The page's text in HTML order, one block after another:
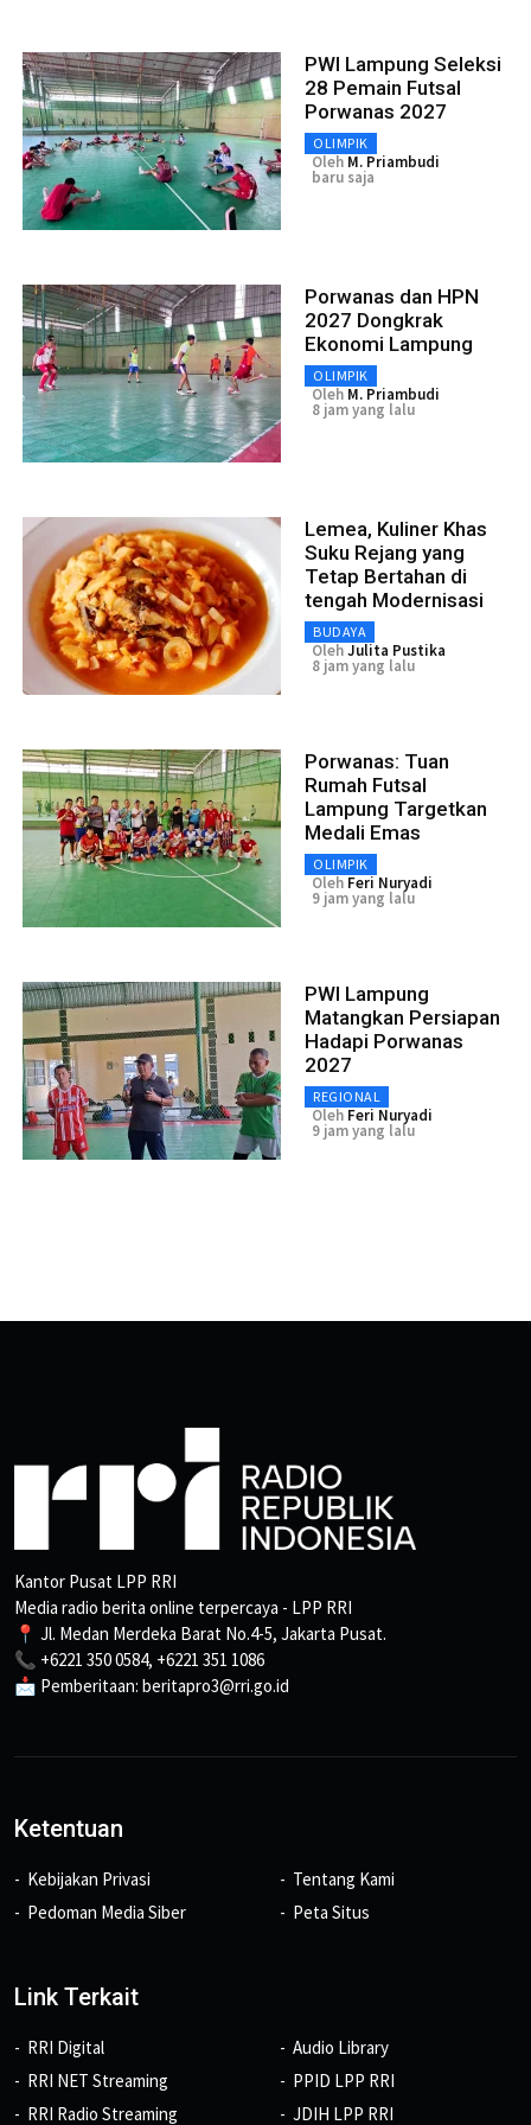
PWI Lampung Seleksi
28 Pemain Futsal
Porwanas 2027
OLIMPIK
Oleh M. Priambudi
baru saja
Porwanas dan HPN
2027 Dongkrak
Ekonomi Lampung
OLIMPIK
Oleh M. Priambudi
8 jam yang lalu
Lemea, Kuliner Khas
Suku Rejang yang
Tetap Bertahan di
tengah Modernisasi
BUDAYA
OlehJulita Pustika
8 jam yang lalu
Porwanas: Tuan
Rumah Futsal
Lampung Targetkan
Medali Emas
OLIMPIK
Oleh Feri Nuryadi
9 jam yang lalu
PWI Lampung
Matangkan Persiapan
Hadapi Porwanas
2027
REGIONAL
Oleh Feri Nuryadi
9 jam yang lalu
Kantor Pusat LPP RRI
Media radio berita online terpercaya - LPP RRI
📍 Jl. Medan Merdeka Barat No.4-5, Jakarta Pusat.
📞 +6221 350 0584, +6221 351 1086
📩 Pemberitaan: beritapro3@rri.go.id
Ketentuan
Kebijakan Privasi
Pedoman Media Siber
Tentang Kami
Peta Situs
Link Terkait
RRI Digital
RRI NET Streaming
RRI Radio Streaming
Audio Library
PPID LPP RRI
JDIH LPP RRI